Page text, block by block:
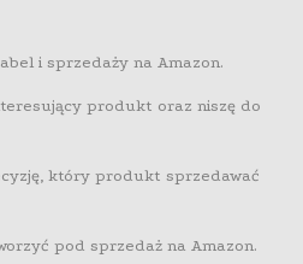
i sprzedaży na Amazon.
produkt oraz niszę do
który produkt sprzedawać
pod sprzedaż na Amazon.